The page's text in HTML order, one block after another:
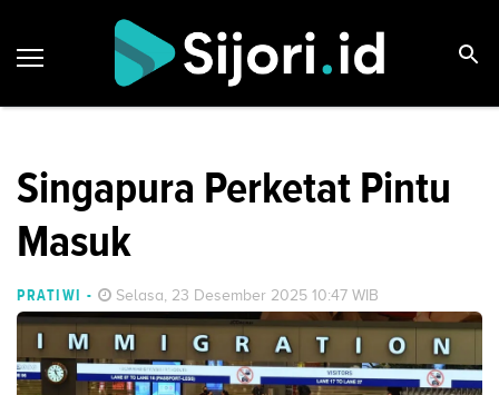
Singapura Perketat Pintu
Masuk
PRATIWI - Selasa, 23 Desember 2025 10:47 WIB